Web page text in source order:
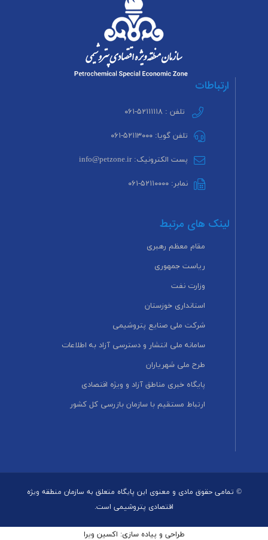
ارتباطات
تلفن : ۵۲۱۱۱۱۱۸-۰۶۱
تلفن گویا: ۵۲۱۱۳۰۰۰-۰۶۱
پست الکترونیک: info@petzone.ir
نمابر: ۵۲۱۱۰۰۰۰-۰۶۱
لینک های مرتبط
مقام معظم رهبری
ریاست جمهوری
وزارت نفت
استانداری خوزستان
شرکت ملی صنایع پتروشیمی
سامانه ملی انتشار و دسترسی آزاد به اطلاعات
طرح ملی شهریاران
پایگاه خبری مناطق آزاد و ویژه اقتصادی
ارتباط مستقیم با سازمان بازرسی کل کشور
© تمامی حقوق مادی و معنوی این پایگاه متعلق به سازمان منطقه ویژه
اقتصادی پتروشیمی است.
طراحی و پیاده سازی: اکسین ویرا